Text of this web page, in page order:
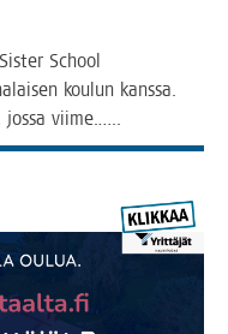
School
kou­lun kans­sa.
jos­sa viime.…..